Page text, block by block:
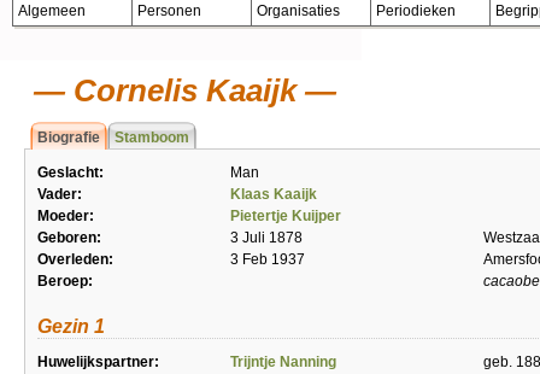
Algemeen Personen Organisaties Periodieken
Cornelis Kaaijk
Biografie Stamboom
Geslacht:
Man
Vader:
Klaas Kaaijk
Moeder:
Pietertje Kuijper
Geboren:
3 Juli 1878
Overleden:
3 Feb 1937
Beroep:
Gezin 1
Huwelijkspartner: Trijntje Nanning
geb.